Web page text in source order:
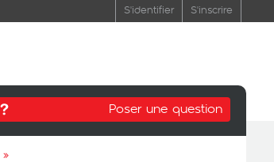
S'identifier S'inscrire
Poser une question
»